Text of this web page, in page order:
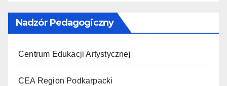
Nadzór Pedagogiczny
Centrum Edukacji Artystycznej
CEA Region Podkarpacki